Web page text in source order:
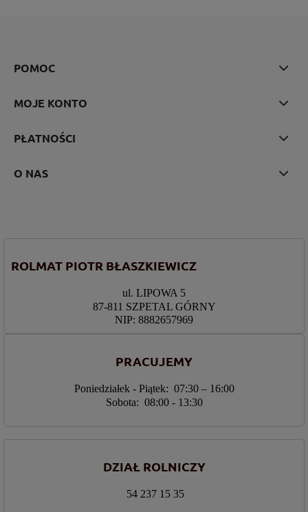
POMOC
MOJE KONTO
PŁATNOŚCI
O NAS
ROLMAT PIOTR BŁASZKIEWICZ
ul. LIPOWA 5
87-811 SZPETAL GÓRNY
NIP: 8882657969
PRACUJEMY
Poniedziałek - Piątek: 07:30 – 16:00
Sobota: 08:00 - 13:30
DZIAŁ ROLNICZY
54 237 15 35